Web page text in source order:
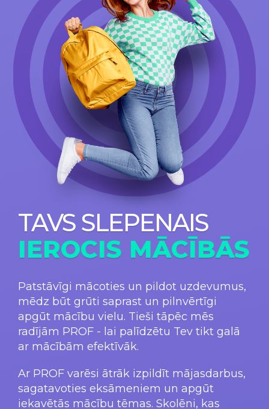
TAVS SLEPENAIS
IEROCIS MĀCĪBĀS
Patstāvīgi mācoties un pildot uzdevumus,
mēdz būt grūti saprast un pilnvērtīgi
apgūt mācību vielu. Tieši tāpēc mēs
radījām PROF - lai palīdzētu Tev tikt galā
ar mācībām efektīvāk.
Ar PROF varēsi ātrāk izpildīt mājasdarbus,
sagatavoties eksāmeniem un apgūt
iekavētās mācību tēmas. Skolēni, kas